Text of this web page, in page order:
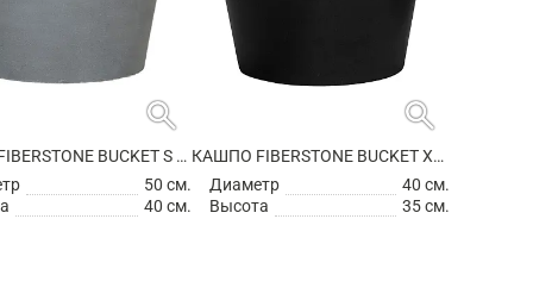
search
КАШПО FIBERSTONE BUCKET S GREY
50 см.
40 см.
search
КАШПО FIBERSTONE BUCKET XS BLACK
Диаметр
40 см.
Высота
35 см.